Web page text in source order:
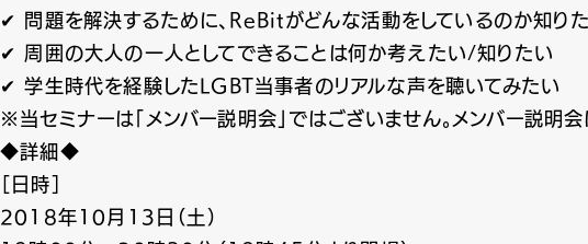
✔ 問題を解決するために、ReBitがどんな活動をしているのか知り
✔︎ 周囲の大人の一人としてできることは何か考えたい/知りたい
✔ 学生時代を経験したLGBT当事者のリアルな声を聴いてみたい
※当セミナーは「メンバー説明会」ではございません。メンバー説明会
◆詳細◆
［日時］
2018年10月13日（土）